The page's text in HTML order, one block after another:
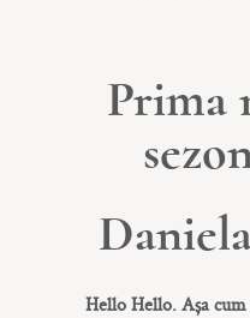
Prima
Hello Hello. Așa cum